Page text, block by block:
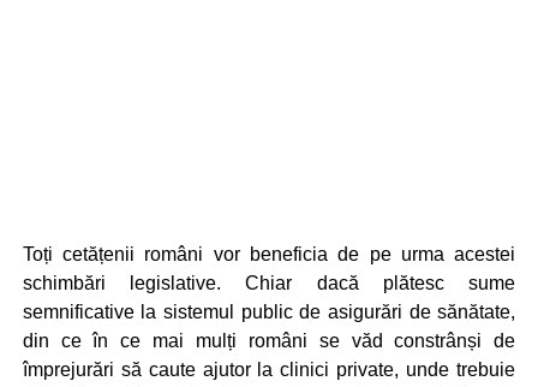
Toți cetățenii români vor beneficia de pe urma acestei
schimbări legislative. Chiar dacă plătesc sume
semnificative la sistemul public de asigurări de sănătate,
din ce în ce mai mulți români se văd constrânși de
împrejurări să caute ajutor la clinici private, unde trebuie